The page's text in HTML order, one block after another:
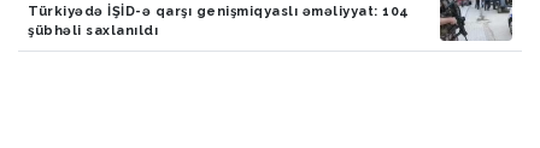
Türkiyədə İŞİD-ə qarşı genişmiqyaslı əməliyyat: 104
şübhəli saxlanıldı